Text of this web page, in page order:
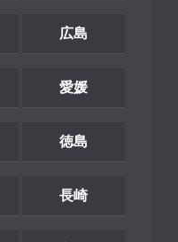
広島
愛媛
徳島
長崎